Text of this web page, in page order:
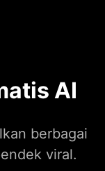
AI
berbagai
viral.